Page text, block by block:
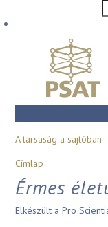
A társaság a sajtóban
Jelenlegi hely
Címlap
Érmes
Elkészült a Pro